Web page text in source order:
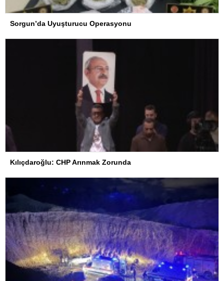
Sorgun’da Uyuşturucu Operasyonu
Kılıçdaroğlu: CHP Arınmak Zorunda